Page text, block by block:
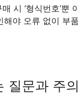
시 ‘형식번호’뿐
해야 오류 없이 부
질문과 주